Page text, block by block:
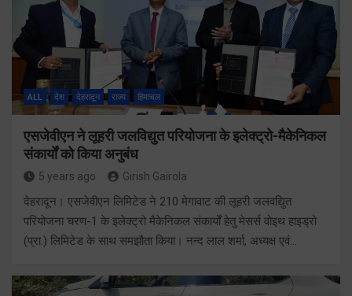
ALL देश देहरादून राज्य हिमाचल
एसजेवीएन ने लूहरी जलविद्युत परियोजना के इलेक्‍ट्रो-मैकेनिकल
संकार्यों को किया अनुबंध
5 years ago Girish Gairola
देहरादून। एसजेवीएन लिमिटेड ने 210 मेगावाट की लूहरी जलवद्यिुत
परियोजना चरण-1 के इलेक्ट्रो मैकेनिकल संकार्यों हेतु मेसर्स वोइथ हाइड्रो
(प्रा.) लिमिटेड के साथ समझौता किया। नन्‍द लाल शर्मा, अध्यक्ष एवं…